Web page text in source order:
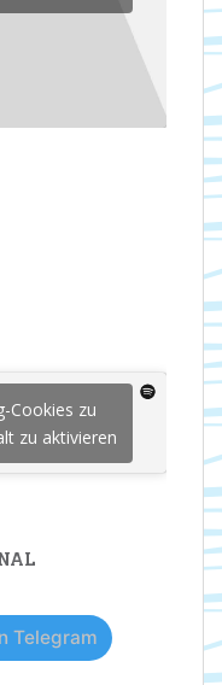
Cookies zu
zu aktivieren
Telegram